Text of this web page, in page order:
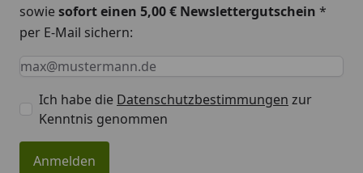
sowiesofort einen 5,00 € Newslettergutschein *
per E-Mail sichern:
Keine Eingabe erforderlich
Eingabe erforderlich
E-Mail *
Ich habe die Datenschutzbestimmungen zur
Kenntnis genommen
Anmelden